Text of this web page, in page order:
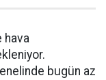
hava
bugün az